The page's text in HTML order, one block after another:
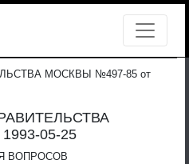
МОСКВЫ №497-85 от
05-25
ВОПРОСОВ